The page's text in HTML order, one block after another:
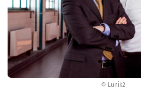
© Lunik2